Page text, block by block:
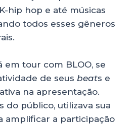
hip hop e até músicas
todos esses gêneros
em tour com BLOO, se
de seus beats e
na apresentação.
do público, utilizava sua
amplificar a participação